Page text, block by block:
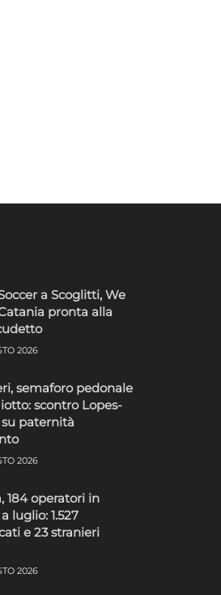
a Scoglitti, We
pronta alla
2026
semaforo pedonale
scontro Lopes-
paternità
2026
184 operatori in
luglio: 1.527
e 23 stranieri
2026